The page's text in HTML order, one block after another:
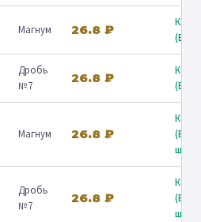
Магнум 26.8 ₽
Дробь
№7
26.8 ₽
Магнум 26.8 ₽
ш.) ↗
Дробь
№7
26.8 ₽
ш.) ↗